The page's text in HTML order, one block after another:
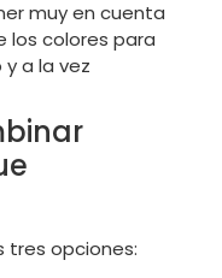
muy en cuenta
los colores para
a la vez
tres opciones: